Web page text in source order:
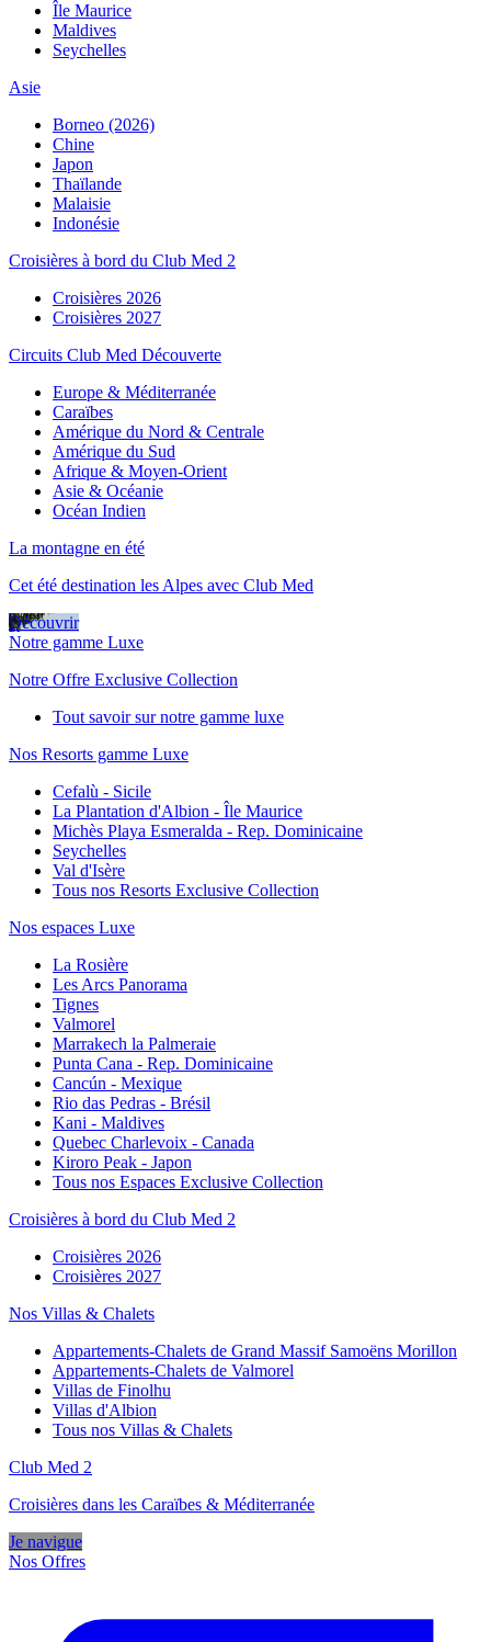
Île Maurice
Maldives
Seychelles
Asie
Borneo (2026)
Chine
Japon
Thaïlande
Malaisie
Indonésie
Croisières à bord du Club Med 2
Croisières 2026
Croisières 2027
Circuits Club Med Découverte
Europe & Méditerranée
Caraïbes
Amérique du Nord & Centrale
Amérique du Sud
Afrique & Moyen-Orient
Asie & Océanie
Océan Indien
La montagne en été
Cet été destination les Alpes avec Club Med
Découvrir
Notre gamme Luxe
Notre Offre Exclusive Collection
Tout savoir sur notre gamme luxe
Nos Resorts gamme Luxe
Cefalù - Sicile
La Plantation d'Albion - Île Maurice
Michès Playa Esmeralda - Rep. Dominicaine
Seychelles
Val d'Isère
Tous nos Resorts Exclusive Collection
Nos espaces Luxe
La Rosière
Les Arcs Panorama
Tignes
Valmorel
Marrakech la Palmeraie
Punta Cana - Rep. Dominicaine
Cancún - Mexique
Rio das Pedras - Brésil
Kani - Maldives
Quebec Charlevoix - Canada
Kiroro Peak - Japon
Tous nos Espaces Exclusive Collection
Croisières à bord du Club Med 2
Croisières 2026
Croisières 2027
Nos Villas & Chalets
Appartements-Chalets de Grand Massif Samoëns Morillon
Appartements-Chalets de Valmorel
Villas de Finolhu
Villas d'Albion
Tous nos Villas & Chalets
Club Med 2
Croisières dans les Caraïbes & Méditerranée
Je navigue
Nos Offres